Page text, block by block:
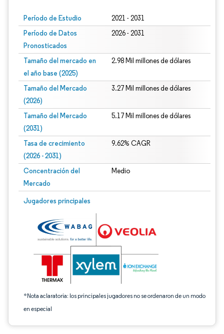
Período de Estudio 2021 - 2031
Período de Datos
Pronosticados
2026 - 2031
Tamaño del mercado en
el año base (2025)
2.98 Mil millones de dólares
Tamaño del Mercado
(2026)
3.27 Mil millones de dólares
Tamaño del Mercado
(2031)
5.17 Mil millones de dólares
Tasa de crecimiento
(2026 - 2031)
9.62% CAGR
Concentración del
Mercado
Medio
Jugadores principales
*Nota aclaratoria: los principales jugadores no se ordenaron de un modo
en especial
Imagen © Mordor Intelligence. El uso requiere atribución según CC BY 4.0.